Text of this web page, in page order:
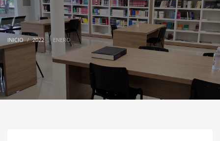
INICIO 2022 ENERO